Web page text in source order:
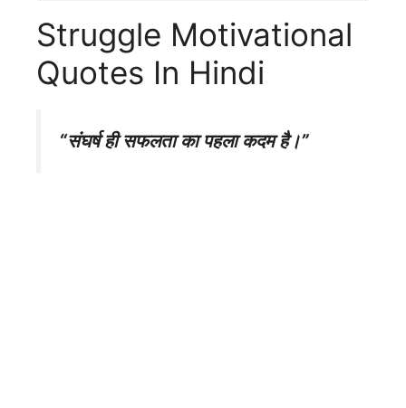
Struggle Motivational
Quotes In Hindi
“संघर्ष ही सफलता का पहला कदम है।”